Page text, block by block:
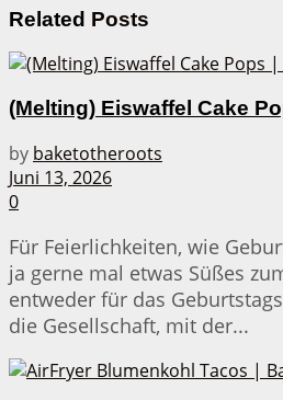
Related Posts
(Melting) Eiswaffel Cake
by baketotheroots
Juni 13, 2026
0
Für Feierlichkeiten, wie
ja gerne mal etwas Süßes
entweder für das
die Gesellschaft, mit der...